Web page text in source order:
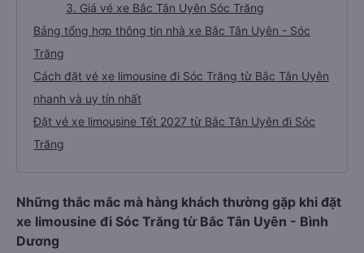
3. Giá vé xe Bắc Tân Uyên Sóc Trăng
Bảng tổng hợp thông tin nhà xe Bắc Tân Uyên - Sóc
Trăng
Cách đặt vé xe limousine đi Sóc Trăng từ Bắc Tân Uyên
nhanh và uy tín nhất
Đặt vé xe limousine Tết 2027 từ Bắc Tân Uyên đi Sóc
Trăng
Những thắc mắc mà hàng khách thường gặp khi đặt
xe limousine đi Sóc Trăng từ Bắc Tân Uyên - Bình
Dương